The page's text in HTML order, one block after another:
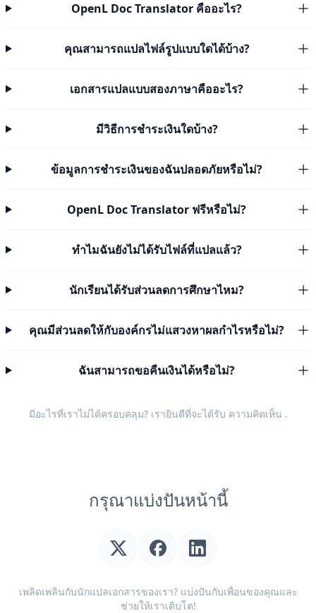
OpenL Doc Translator คืออะไร?
คุณสามารถแปลไฟล์รูปแบบใดได้บ้าง?
เอกสารแปลแบบสองภาษาคืออะไร?
มีวิธีการชำระเงินใดบ้าง?
ข้อมูลการชำระเงินของฉันปลอดภัยหรือไม่?
OpenL Doc Translator ฟรีหรือไม่?
ทำไมฉันยังไม่ได้รับไฟล์ที่แปลแล้ว?
นักเรียนได้รับส่วนลดการศึกษาไหม?
คุณมีส่วนลดให้กับองค์กรไม่แสวงหาผลกำไรหรือไม่?
ฉันสามารถขอคืนเงินได้หรือไม่?
มีอะไรที่เราไม่ได้ครอบคลุม? เรายินดีที่จะได้รับ ความคิดเห็น .
กรุณาแบ่งปันหน้านี้
เพลิดเพลินกับนักแปลเอกสารของเรา? แบ่งปันกับเพื่อนของคุณและ
ช่วยให้เราเติบโต!